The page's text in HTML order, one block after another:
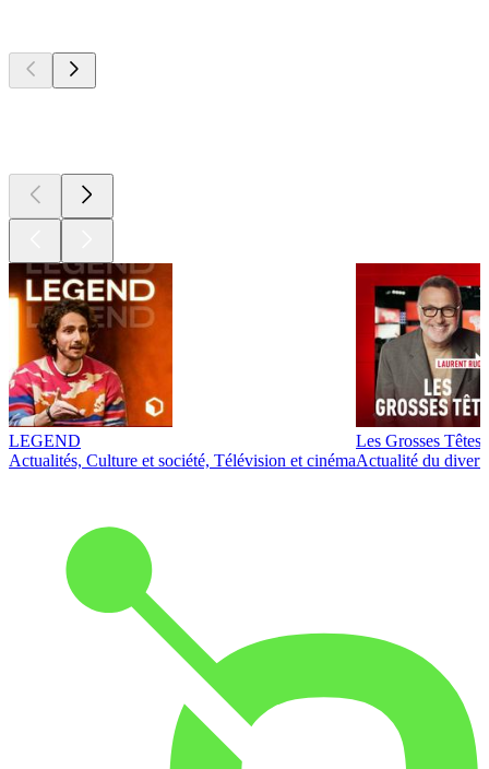
LEGEND
Actualités, Culture et société, Télévision et cinéma
Les Grosses Têtes
Actualité du